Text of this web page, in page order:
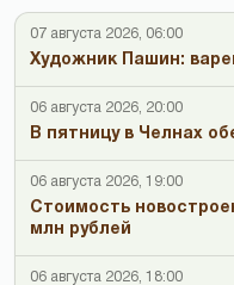
07 августа 2026, 06:00
Художник Пашин:
06 августа 2026, 20:00
В пятницу в Челнах
06 августа 2026, 19:00
Стоимость
млн рублей
06 августа 2026, 18:00